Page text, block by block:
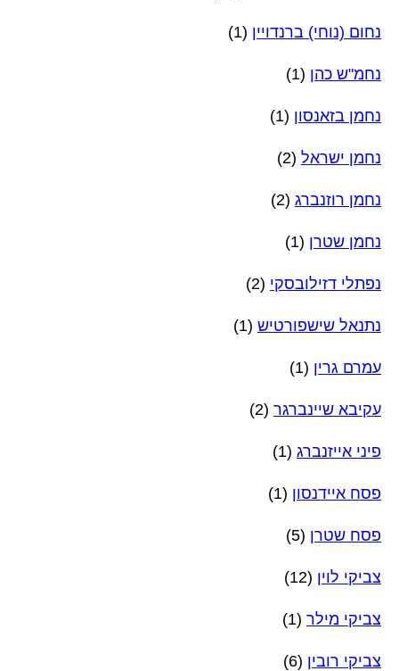
נחום (נוחי) ברנדויין (1)
נחמ"ש כהן (1)
נחמן בזאנסון (1)
נחמן ישראל (2)
נחמן רוזנברג (2)
נחמן שטרן (1)
נפתלי דזילובסקי (2)
נתנאל שישפורטיש (1)
עמרם גרין (1)
עקיבא שיינברגר (2)
פיני אייזנברג (1)
פסח איידנסון (1)
פסח שטרן (5)
צביקי לוין (12)
צביקי מילר (1)
צביקי רובין (6)